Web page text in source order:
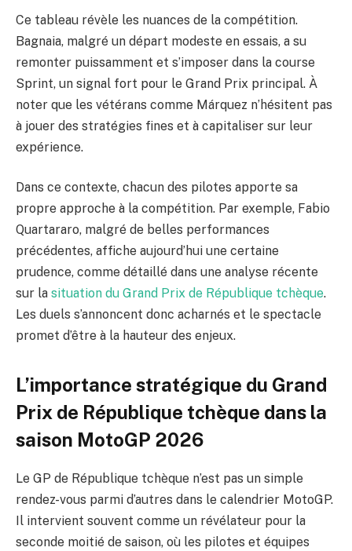
Ce tableau révèle les nuances de la compétition.
Bagnaia, malgré un départ modeste en essais, a su
remonter puissamment et s’imposer dans la course
Sprint, un signal fort pour le Grand Prix principal. À
noter que les vétérans comme Márquez n’hésitent pas
à jouer des stratégies fines et à capitaliser sur leur
expérience.
Dans ce contexte, chacun des pilotes apporte sa
propre approche à la compétition. Par exemple, Fabio
Quartararo, malgré de belles performances
précédentes, affiche aujourd’hui une certaine
prudence, comme détaillé dans une analyse récente
sur la situation du Grand Prix de République tchèque.
Les duels s’annoncent donc acharnés et le spectacle
promet d’être à la hauteur des enjeux.
L’importance stratégique du Grand
Prix de République tchèque dans la
saison MotoGP 2026
Le GP de République tchèque n’est pas un simple
rendez-vous parmi d’autres dans le calendrier MotoGP.
Il intervient souvent comme un révélateur pour la
seconde moitié de saison, où les pilotes et équipes